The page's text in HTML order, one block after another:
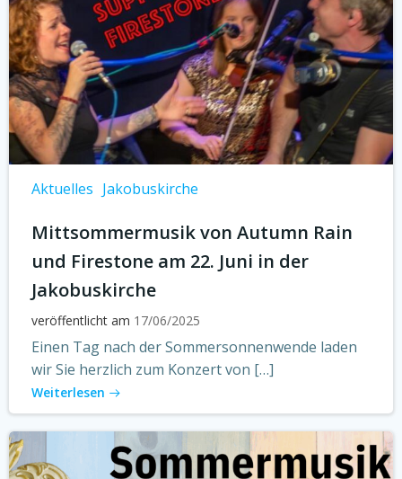
Aktuelles Jakobuskirche
Mittsommermusik von Autumn Rain
und Firestone am 22. Juni in der
Jakobuskirche
veröffentlicht am 17/06/2025
Einen Tag nach der Sommersonnenwende laden
wir Sie herzlich zum Konzert von […]
Weiterlesen